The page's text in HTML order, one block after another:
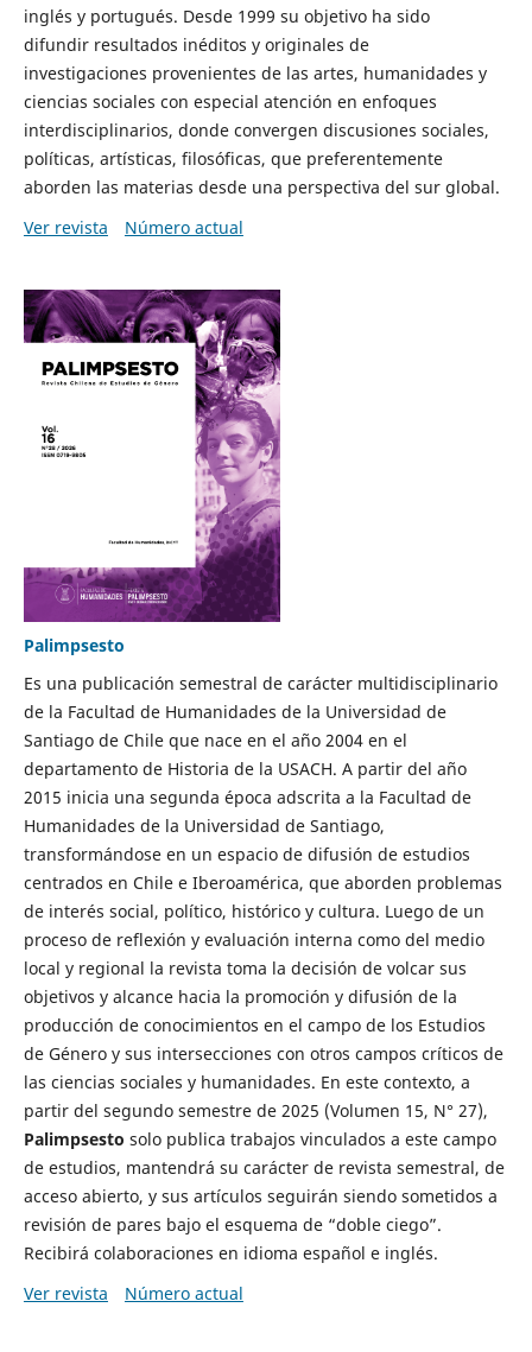
inglés y portugués. Desde 1999 su objetivo ha sido
difundir resultados inéditos y originales de
investigaciones provenientes de las artes, humanidades y
ciencias sociales con especial atención en enfoques
interdisciplinarios, donde convergen discusiones sociales,
políticas, artísticas, filosóficas, que preferentemente
aborden las materias desde una perspectiva del sur global.
Ver revista
Número actual
Palimpsesto
Es una publicación semestral de carácter multidisciplinario
de la Facultad de Humanidades de la Universidad de
Santiago de Chile que nace en el año 2004 en el
departamento de Historia de la USACH. A partir del año
2015 inicia una segunda época adscrita a la Facultad de
Humanidades de la Universidad de Santiago,
transformándose en un espacio de difusión de estudios
centrados en Chile e Iberoamérica, que aborden problemas
de interés social, político, histórico y cultura. Luego de un
proceso de reflexión y evaluación interna como del medio
local y regional la revista toma la decisión de volcar sus
objetivos y alcance hacia la promoción y difusión de la
producción de conocimientos en el campo de los Estudios
de Género y sus intersecciones con otros campos críticos de
las ciencias sociales y humanidades. En este contexto, a
partir del segundo semestre de 2025 (Volumen 15, N° 27),
Palimpsesto solo publica trabajos vinculados a este campo
de estudios, mantendrá su carácter de revista semestral, de
acceso abierto, y sus artículos seguirán siendo sometidos a
revisión de pares bajo el esquema de “doble ciego”.
Recibirá colaboraciones en idioma español e inglés.
Ver revista
Número actual